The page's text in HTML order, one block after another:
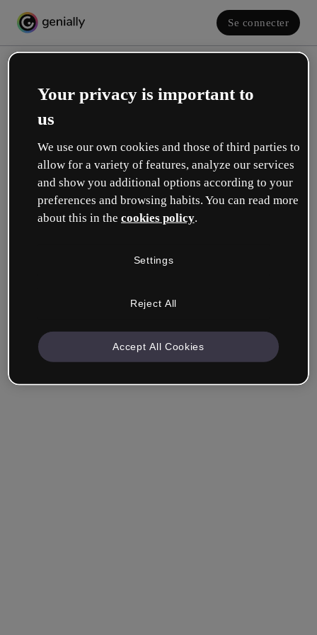
Se connecter
Créez votre compte gratuit !
Votre rôle se rapproche plus de celui de :
Société & Professionnels
un autre domaine.
Your privacy is important to
us
We use our own cookies and those of third parties to
allow for a variety of features, analyze our services
and show you additional options according to your
preferences and browsing habits. You can read more
about this in the cookies policy.
Settings
Reject All
Accept All Cookies